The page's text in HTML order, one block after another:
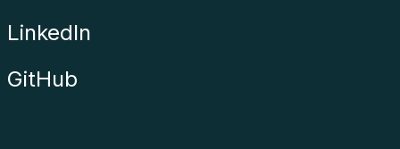
LinkedIn
GitHub